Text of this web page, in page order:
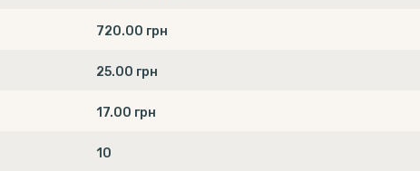
720.00 грн
25.00 грн
17.00 грн
10